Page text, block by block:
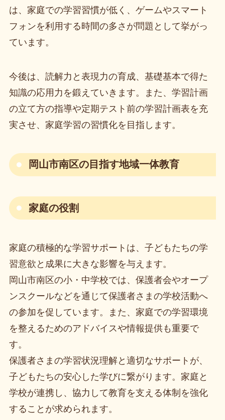
は、家庭での学習習慣が低く、ゲームやスマート
フォンを利用する時間の多さが問題として挙がっ
ています。
今後は、読解力と表現力の育成、基礎基本で得た
知識の応用力を鍛えていきます。また、学習計画
の立て方の指導や定期テスト前の学習計画表を充
実させ、家庭学習の習慣化を目指します。
岡山市南区の目指す地域一体教育
家庭の役割
家庭の積極的な学習サポートは、子どもたちの学
習意欲と成果に大きな影響を与えます。
岡山市南区の小・中学校では、保護者会やオープ
ンスクールなどを通じて保護者さまの学校活動へ
の参加を促しています。また、家庭での学習環境
を整えるためのアドバイスや情報提供も重要で
す。
保護者さまの学習状況理解と適切なサポートが、
子どもたちの安心した学びに繋がります。家庭と
学校が連携し、協力して教育を支える体制を強化
することが求められます。